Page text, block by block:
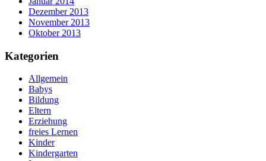
Dezember 2013
November 2013
Oktober 2013
Kategorien
Allgemein
Babys
Bildung
Eltern
Erziehung
freies Lernen
Kinder
Kindergarten